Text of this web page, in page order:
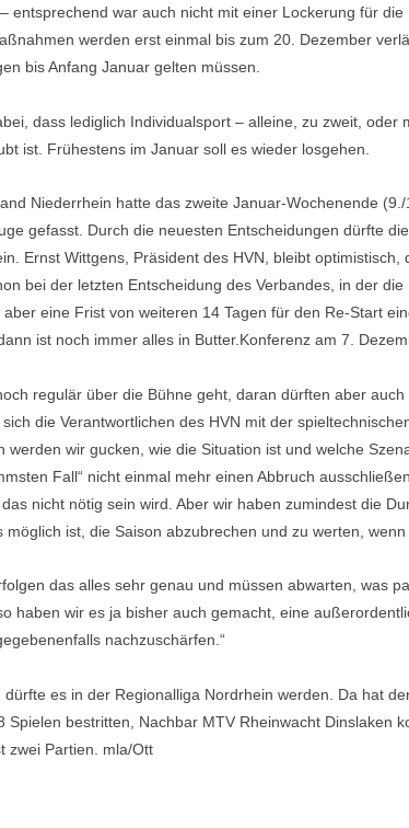
entsprechend war auch nicht mit einer Lockerung für
werden erst einmal bis zum 20. Dezember
bis Anfang Januar gelten müssen.
dass lediglich Individualsport – alleine, zu zweit, oder
ist. Frühestens im Januar soll es wieder losgehen.
Niederrhein hatte das zweite Januar-Wochenende
gefasst. Durch die neuesten Entscheidungen dürfte
Ernst Wittgens, Präsident des HVN, bleibt
bei der letzten Entscheidung des Verbandes, in der
eine Frist von weiteren 14 Tagen für den Re-Start
ist noch immer alles in Butter.Konferenz am 7.
regulär über die Bühne geht, daran dürften aber
die Verantwortlichen des HVN mit der
werden wir gucken, wie die Situation ist und welche
Fall“ nicht einmal mehr einen Abbruch
nicht nötig sein wird. Aber wir haben zumindest die
möglich ist, die Saison abzubrechen und zu werten,
das alles sehr genau und müssen abwarten, was
haben wir es ja bisher auch gemacht, eine
nachzuschärfen.“
dürfte es in der Regionalliga Nordrhein werden. Da hat
Spielen bestritten, Nachbar MTV Rheinwacht Dinslaken
zwei Partien. mla/Ott